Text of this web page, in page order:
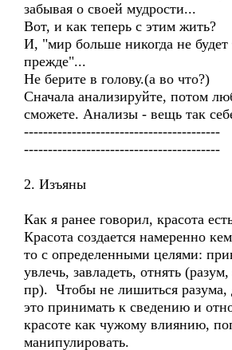
забывая о своей мудрости...
Вот, и как теперь с этим жить?
И, "мир больше никогда не будет
прежде"...
Не берите в голову.(а во что?)
Сначала анализируйте, потом
сможете. Анализы - вещь так
-----------------------------------------
-----------------------------------------
2. Изъяны
Как я ранее говорил, красота
Красота создается намеренно
то с определенными целями:
увлечь, завладеть, отнять
пр). Чтобы не лишиться разума,
это принимать к сведению и
красоте как чужому влиянию,
манипулировать.